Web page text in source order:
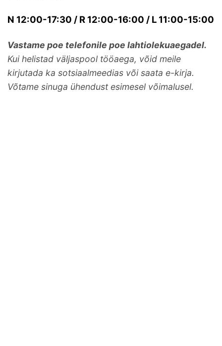
N 12:00-17:30 / R 12:00-16:00 / L 11:00-15:00
Vastame poe telefonile poe lahtiolekuaegadel.
Kui helistad väljaspool tööaega, võid meile
kirjutada ka sotsiaalmeedias või saata e-kirja.
Võtame sinuga ühendust esimesel võimalusel.